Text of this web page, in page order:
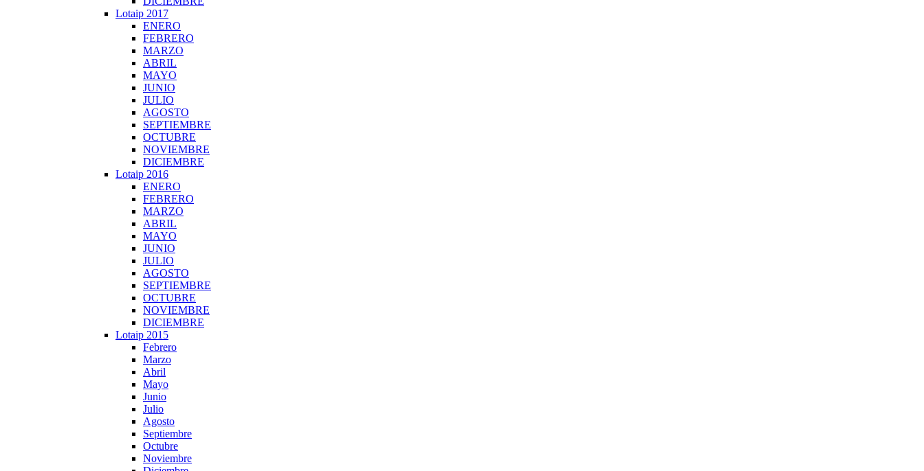
Lotaip 2017
ENERO
FEBRERO
MARZO
ABRIL
MAYO
JUNIO
JULIO
AGOSTO
SEPTIEMBRE
OCTUBRE
NOVIEMBRE
DICIEMBRE
Lotaip 2016
ENERO
FEBRERO
MARZO
ABRIL
MAYO
JUNIO
JULIO
AGOSTO
SEPTIEMBRE
OCTUBRE
NOVIEMBRE
DICIEMBRE
Lotaip 2015
Febrero
Marzo
Abril
Mayo
Junio
Julio
Agosto
Septiembre
Octubre
Noviembre